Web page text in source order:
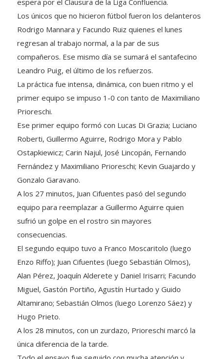
espera por el Clausura de la Liga Confluencia.
Los únicos que no hicieron fútbol fueron los delanteros
Rodrigo Mannara y Facundo Ruiz quienes el lunes
regresan al trabajo normal, a la par de sus
compañeros. Ese mismo día se sumará el santafecino
Leandro Puig, el último de los refuerzos.
La práctica fue intensa, dinámica, con buen ritmo y el
primer equipo se impuso 1-0 con tanto de Maximiliano
Prioreschi.
Ese primer equipo formó con Lucas Di Grazia; Luciano
Roberti, Guillermo Aguirre, Rodrigo Mora y Pablo
Ostapkiewicz; Carin Najul, José Lincopán, Fernando
Fernández y Maximiliano Prioreschi; Kevin Guajardo y
Gonzalo Garavano.
A los 27 minutos, Juan Cifuentes pasó del segundo
equipo para reemplazar a Guillermo Aguirre quien
sufrió un golpe en el rostro sin mayores
consecuencias.
El segundo equipo tuvo a Franco Moscaritolo (luego
Enzo Riffo); Juan Cifuentes (luego Sebastián Olmos),
Alan Pérez, Joaquín Alderete y Daniel Irisarri; Facundo
Miguel, Gastón Portiño, Agustín Hurtado y Guido
Altamirano; Sebastián Olmos (luego Lorenzo Sáez) y
Hugo Prieto.
A los 28 minutos, con un zurdazo, Prioreschi marcó la
única diferencia de la tarde.